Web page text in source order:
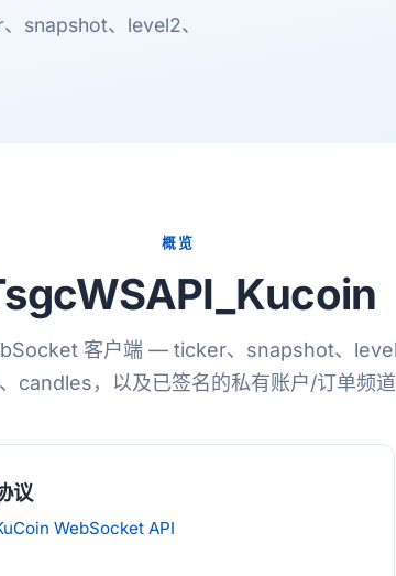
snapshot、level2、
概览
客户端 — ticker、snapshot、
candles，以及已签名的私有账户/订单频道
议
WebSocket API